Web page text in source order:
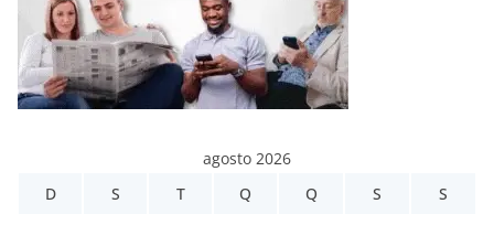
agosto 2026
D
S T Q Q S S